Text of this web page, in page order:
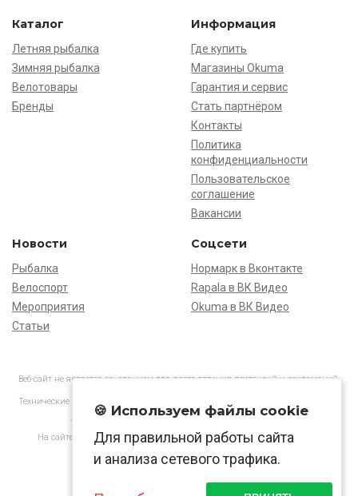
Каталог
Летняя рыбалка
Зимняя рыбалка
Велотовары
Бренды
Информация
Где купить
Магазины Okuma
Гарантия и сервис
Стать партнёром
Контакты
Политика
конфиденциальности
Пользовательское
соглашение
Вакансии
Новости
Рыбалка
Велоспорт
Мероприятия
Статьи
Соцсети
Нормарк в Вконтакте
Rapala в ВК Видео
Okuma в ВК Видео
Веб-сайт не является основанием для предъявления претензий и рекламаций,
Технические характеристики товаров могут отличаться от указанных на сайте.
АО «Нормарк» ИНН 7728172512 ОГРН 1037739603505
На сайте применяютсярекомендательные технологиив соответствии
🍪 Используем файлы cookie
Для правильной работы сайта
и анализа сетевого трафика.